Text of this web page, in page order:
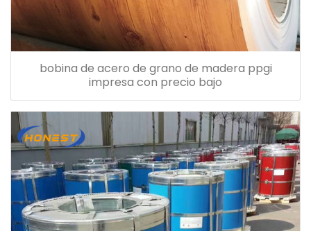
bobina de acero de grano de madera ppgi
impresa con precio bajo